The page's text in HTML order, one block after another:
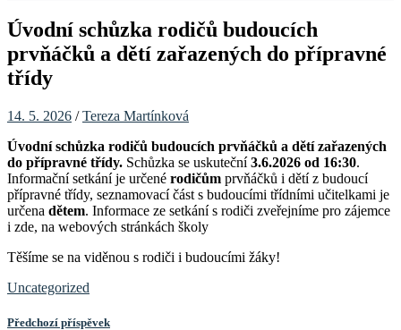
Úvodní schůzka rodičů budoucích
prvňáčků a dětí zařazených do přípravné
třídy
14. 5. 2026 /Tereza Martínková
Úvodní schůzka rodičů budoucích prvňáčků a dětí zařazených
do přípravné třídy. Schůzka se uskuteční3.6.2026 od 16:30.
Informační setkání je určené rodičům prvňáčků i dětí z budoucí
přípravné třídy, seznamovací část s budoucími třídními učitelkami je
určena dětem. Informace ze setkání s rodiči zveřejníme pro zájemce
i zde, na webových stránkách školy
Těšíme se na viděnou s rodiči i budoucími žáky!
Uncategorized
Předchozí příspěvek